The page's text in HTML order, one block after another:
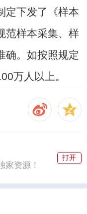
定下发了《样本
范样本采集、样
确。如按照规定
万人以上。
家资源！
打开